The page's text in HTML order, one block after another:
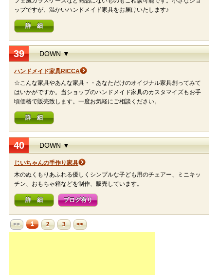
ップですが、温かいハンドメイド家具をお届けいたします♪
詳 細
39 DOWN ▼
ハンドメイド家具RICCA
☆こんな家具やあんな家具・・あなただけのオイジナル家具創ってみて
はいかがですか。当ショップのハンドメイド家具のカスタマイズもお手
頃価格で販売致します。一度お気軽にご相談ください。
詳 細
40 DOWN ▼
じいちゃんの手作り家具
木のぬくもりあふれる優しくシンプルな子ども用のチェアー、ミニキッ
チン、おもちゃ箱などを制作、販売しています。
詳 細 ブログ有り
<< 1 2 3 >>